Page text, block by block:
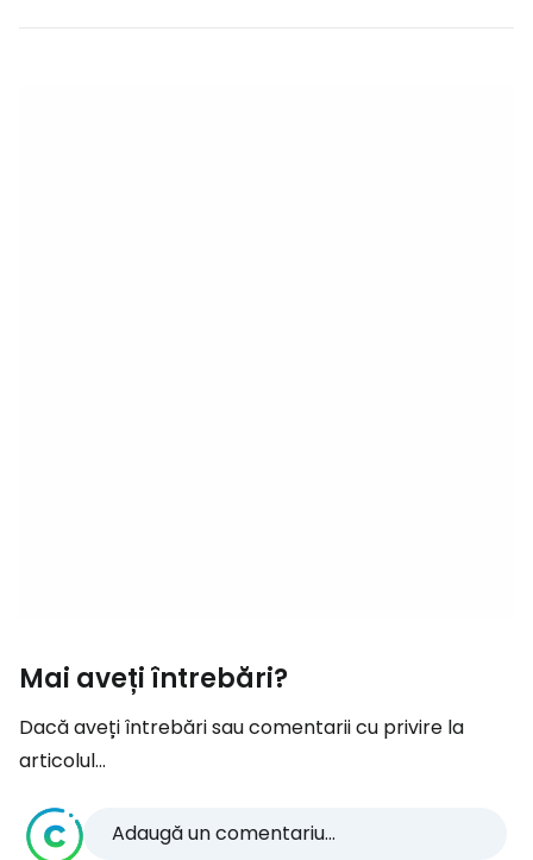
Mai aveți întrebări?
Dacă aveți întrebări sau comentarii cu privire la
articolul...
Adaugă un comentariu...